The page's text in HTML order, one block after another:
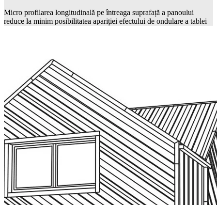
Micro profilarea longitudinală pe întreaga suprafață a panoului
reduce la minim posibilitatea apariției efectului de ondulare a tablei